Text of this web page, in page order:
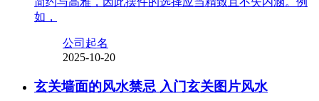
如，
公司起名
2025-10-20
玄关墙面的风水禁忌 入门玄关图片风水